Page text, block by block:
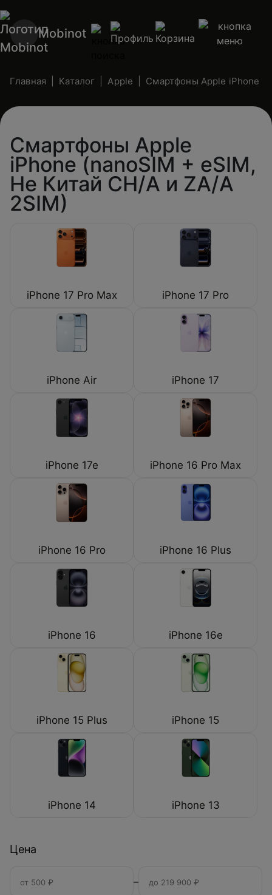
Mobinot
Главная Каталог Apple Смартфоны Apple iPhone
Смартфоны Apple
iPhone (nanoSIM + eSIM,
Не Китай CH/A и ZA/A
2SIM)
iPhone 17 Pro Max iPhone 17 Pro
iPhone Air iPhone 17
iPhone 17e iPhone 16 Pro Max
iPhone 16 Pro iPhone 16 Plus
iPhone 16 iPhone 16e
iPhone 15 Plus iPhone 15
iPhone 14 iPhone 13
Цена
–